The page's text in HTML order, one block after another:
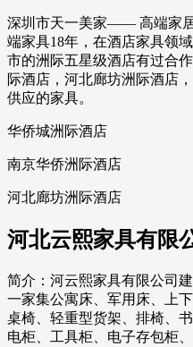
深圳市天一美家—— 高端家
端家具18年，在酒店家具领
市的洲际五星级酒店有过合
际酒店，河北廊坊洲际酒店
供应的家具。
华侨城洲际酒店
南京华侨洲际酒店
河北廊坊洲际酒店
河北云熙家具有限
简介：河云熙家具有限公司
一家集公寓床、军用床、上
桌椅、轻重型货架、排椅、
电柜、工具柜、电子存包柜